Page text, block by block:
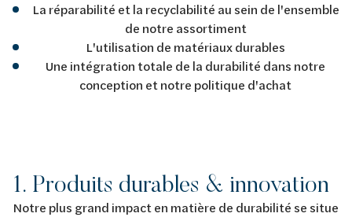
La réparabilité et la recyclabilité au sein de l'ensemble
de notre assortiment
L'utilisation de matériaux durables
Une intégration totale de la durabilité dans notre
conception et notre politique d'achat
1. Produits durables & innovation
Notre plus grand impact en matière de durabilité se situe